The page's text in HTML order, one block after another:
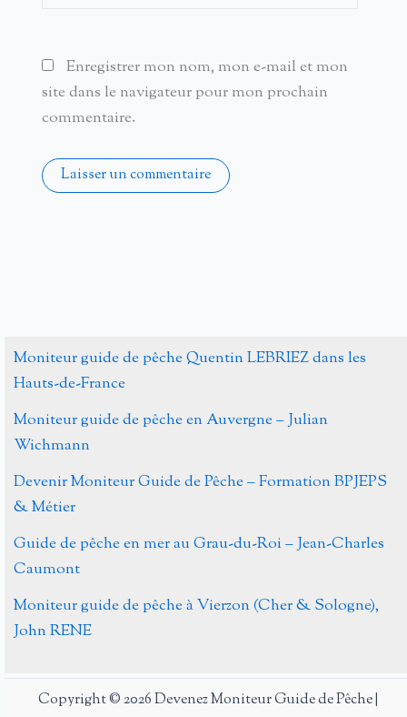
Enregistrer mon nom, mon e-mail et mon
site dans le navigateur pour mon prochain
commentaire.
Moniteur guide de pêche Quentin LEBRIEZ dans les
Hauts-de-France
Moniteur guide de pêche en Auvergne – Julian
Wichmann
Devenir Moniteur Guide de Pêche – Formation BPJEPS
& Métier
Guide de pêche en mer au Grau-du-Roi – Jean-Charles
Caumont
Moniteur guide de pêche à Vierzon (Cher & Sologne),
John RENE
Copyright © 2026 Devenez Moniteur Guide de Pêche |